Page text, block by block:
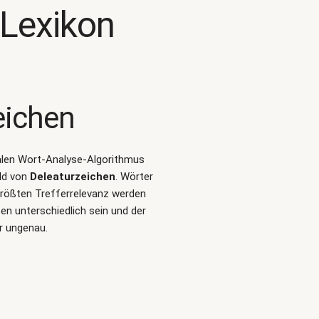
Wort-Analyse-Algorithmus
von Deleaturzeichen. Wörter
Trefferrelevanz werden
unterschiedlich sein und der